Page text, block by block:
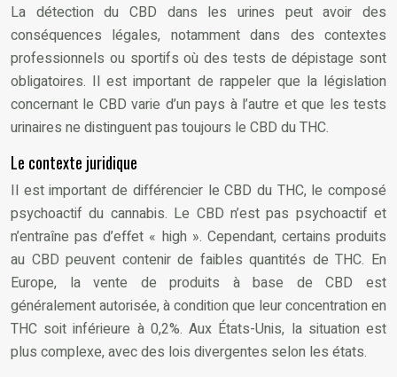
La détection du CBD dans les urines peut avoir des
conséquences légales, notamment dans des contextes
professionnels ou sportifs où des tests de dépistage sont
obligatoires. Il est important de rappeler que la législation
concernant le CBD varie d’un pays à l’autre et que les tests
urinaires ne distinguent pas toujours le CBD du THC.
Le contexte juridique
Il est important de différencier le CBD du THC, le composé
psychoactif du cannabis. Le CBD n’est pas psychoactif et
n’entraîne pas d’effet « high ». Cependant, certains produits
au CBD peuvent contenir de faibles quantités de THC. En
Europe, la vente de produits à base de CBD est
généralement autorisée, à condition que leur concentration en
THC soit inférieure à 0,2%. Aux États-Unis, la situation est
plus complexe, avec des lois divergentes selon les états.